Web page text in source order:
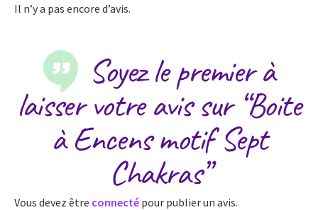
Il n’y a pas encore d’avis.
Soyez le premier à
laisser votre avis sur “Boite
à Encens motif Sept
Chakras”
Vous devez être connecté pour publier un avis.